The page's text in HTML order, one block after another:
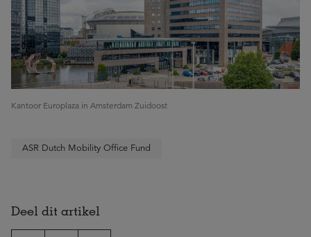
Kantoor Europlaza in Amsterdam Zuidoost
ASR Dutch Mobility Office Fund
Deel dit artikel